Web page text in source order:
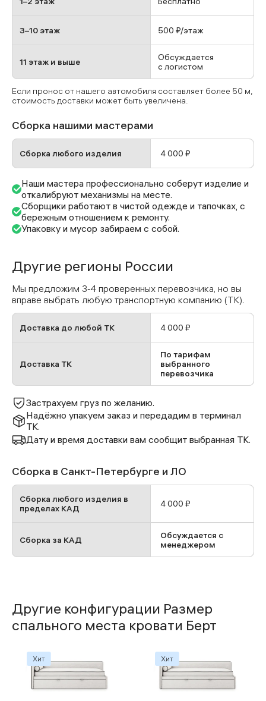
3–10 этаж
11 этаж и выше
500 ₽/этаж
Обсуждается
с логистом
Если пронос от нашего автомобиля составляет более 50 м,
стоимость доставки может быть увеличена.
Сборка нашими мастерами
Сборка любого изделия 4 000 ₽
Наши мастера профессионально соберут изделие и
откалибруют механизмы на месте.
Сборщики работают в чистой одежде и тапочках, с
бережным отношением к ремонту.
Упаковку и мусор забираем с собой.
Другие регионы России
Мы предложим 3‑4 проверенных перевозчика, но вы
вправе выбрать любую транспортную компанию (ТК).
Доставка до любой ТК 4 000 ₽
Доставка ТК
По тарифам
выбранного
перевозчика
Застрахуем груз по желанию.
Надёжно упакуем заказ и передадим в терминал
ТК.
Дату и время доставки вам сообщит выбранная ТК.
Сборка в Санкт-Петербурге и ЛО
Сборка любого изделия в
пределах КАД
4 000 ₽
Сборка за КАД
Обсуждается с
менеджером
Другие конфигурации Размер
спального места кровати Берт